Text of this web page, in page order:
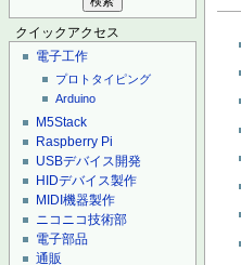
クイックアクセス
電子工作
プロトタイピング
Arduino
M5Stack
Raspberry Pi
USBデバイス開発
HIDデバイス製作
MIDI機器製作
ニコニコ技術部
電子部品
通販